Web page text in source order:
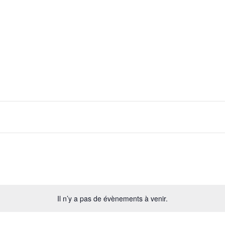
Il n’y a pas de évènements à venir.